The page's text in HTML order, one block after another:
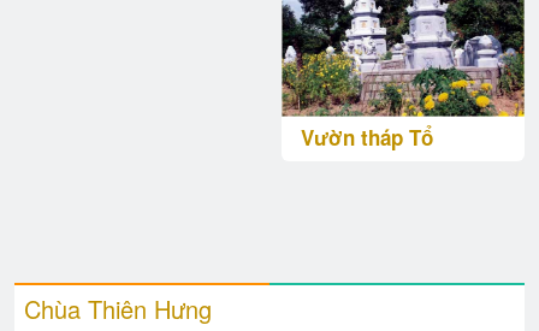
Vườn tháp Tổ
Chùa Thiên Hưng